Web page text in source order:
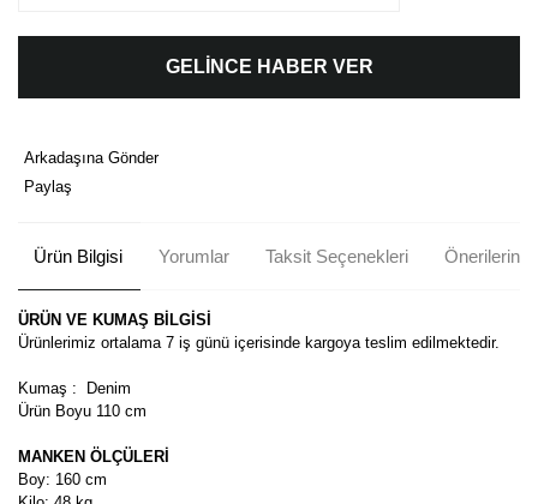
GELİNCE HABER VER
Arkadaşına Gönder
Paylaş
Ürün Bilgisi Yorumlar Taksit Seçenekleri Önerileriniz
ÜRÜN VE KUMAŞ BİLGİSİ
Ürünlerimiz ortalama 7 iş günü içerisinde kargoya teslim edilmektedir.
Kumaş : Denim
Ürün Boyu 110 cm
MANKEN ÖLÇÜLERİ
Boy: 160 cm